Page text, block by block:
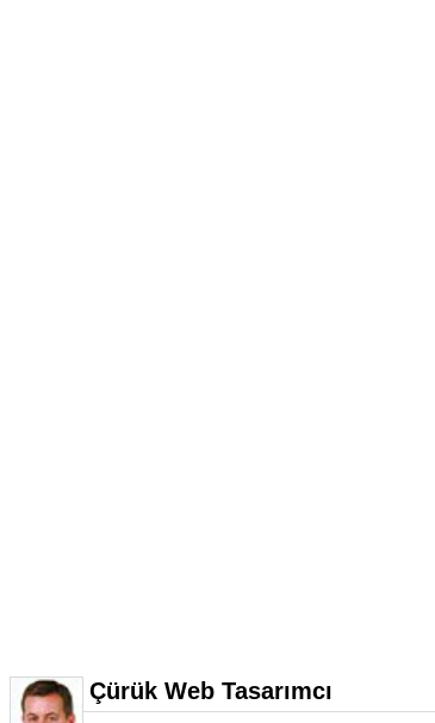
Çürük Web Tasarımcı